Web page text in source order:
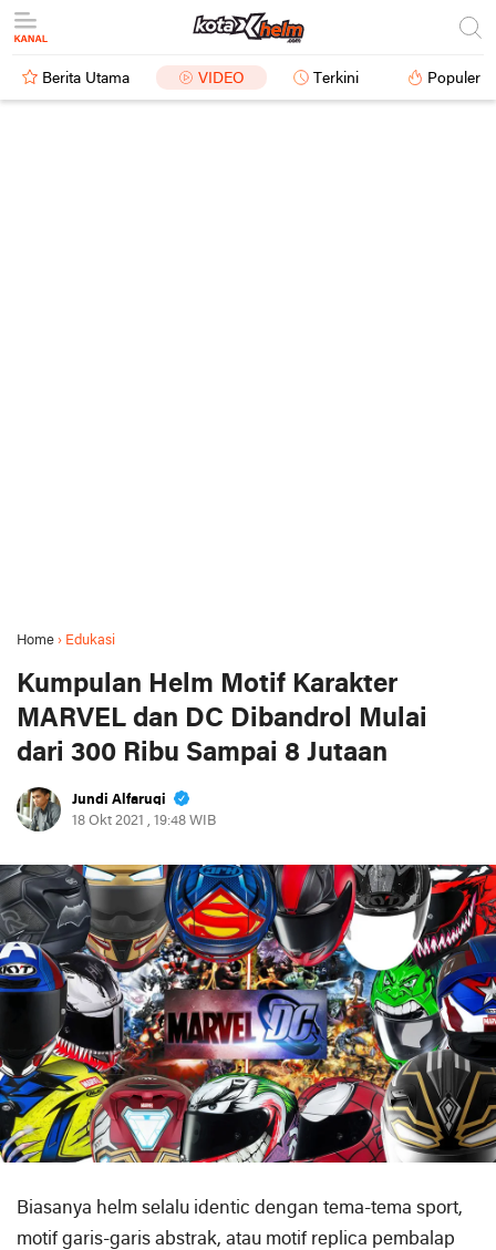
Berita Utama VIDEO Terkini Populer
Home › Edukasi
Kumpulan Helm Motif Karakter
MARVEL dan DC Dibandrol Mulai
dari 300 Ribu Sampai 8 Jutaan
Jundi Alfaruqi
18 Okt 2021 , 19:48 WIB
Biasanya helm selalu identic dengan tema-tema sport,
motif garis-garis abstrak, atau motif replica pembalap